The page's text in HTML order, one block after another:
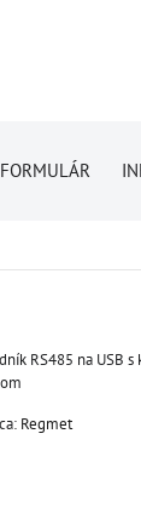
RS485 na USB s
Regmet